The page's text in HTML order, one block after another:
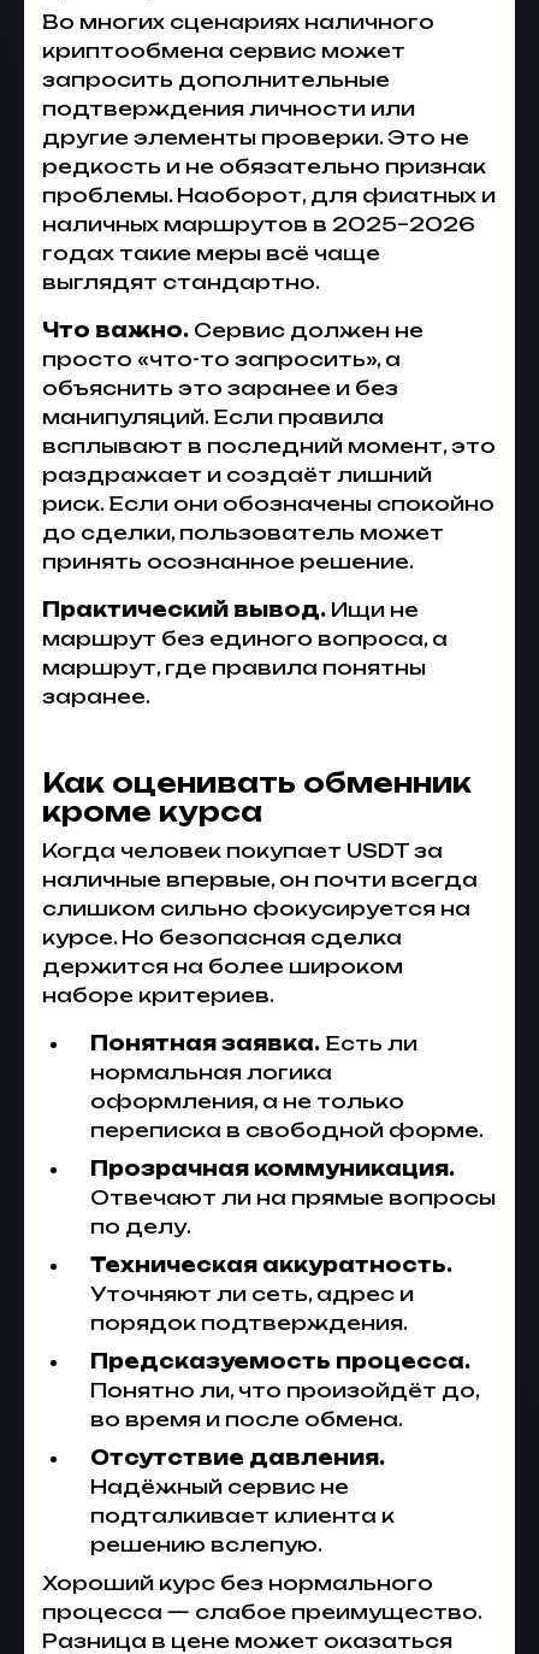
Во многих сценариях наличного
криптообмена сервис может
запросить дополнительные
подтверждения личности или
другие элементы проверки. Это не
редкость и не обязательно признак
проблемы. Наоборот, для фиатных и
наличных маршрутов в 2025–2026
годах такие меры всё чаще
выглядят стандартно.
Что важно. Сервис должен не
просто «что-то запросить», а
объяснить это заранее и без
манипуляций. Если правила
всплывают в последний момент, это
раздражает и создаёт лишний
риск. Если они обозначены спокойно
до сделки, пользователь может
принять осознанное решение.
Практический вывод. Ищи не
маршрут без единого вопроса, а
маршрут, где правила понятны
заранее.
Как оценивать обменник
кроме курса
Когда человек покупает USDT за
наличные впервые, он почти всегда
слишком сильно фокусируется на
курсе. Но безопасная сделка
держится на более широком
наборе критериев.
Понятная заявка. Есть ли
нормальная логика
оформления, а не только
переписка в свободной форме.
Прозрачная коммуникация.
Отвечают ли на прямые вопросы
по делу.
Техническая аккуратность.
Уточняют ли сеть, адрес и
порядок подтверждения.
Предсказуемость процесса.
Понятно ли, что произойдёт до,
во время и после обмена.
Отсутствие давления.
Надёжный сервис не
подталкивает клиента к
решению вслепую.
Хороший курс без нормального
процесса — слабое преимущество.
Разница в цене может оказаться